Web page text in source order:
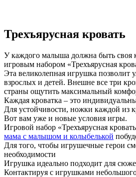
Трехъярусная кровать
У каждого малыша должна быть своя
игровым набором «Трехъярусная
Эта великолепная игрушка позволит
взрослых и детей. Внешне все три
страны ощутить максимальный
Каждая кроватка – это
Для устойчивости, ножки каждой из
Вот вам уже и новые условия игры.
Игровой набор «Трехъярусная
мама с малышом и колыбелькой
Для того, чтобы игрушечные герои
необходимости
Игрушка идеально подходит для
Контактируя с игрушками